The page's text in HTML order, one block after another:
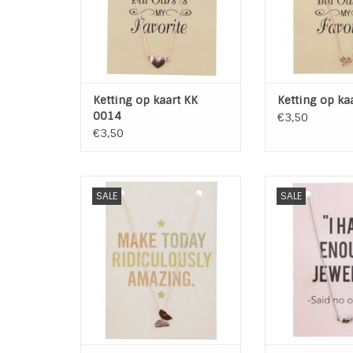
TOEVOEGEN AAN WINKELWAGEN
Ketting op kaart KK
0014
€3,50
Ketting op
€3,50
SALE
Rose Gouden ketting met
Vlinder Bedel op kaart
Tekst: Make Today Ridiculously
Amazing
Lengte ketting: 42 cm + 5 cm
verleng kettinkje
TOEVOEGEN AAN WINKELWAGEN
SALE
Zilver kettinkje
Tekst: I Have
Said No
De ketting
TOEVOEGEN AAN